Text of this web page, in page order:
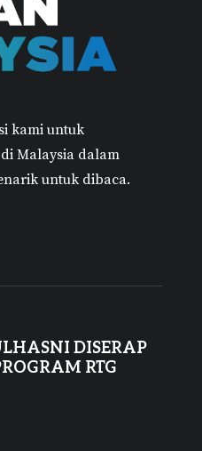
kami untuk
Malaysia dalam
untuk dibaca.
DISERAP
RTG